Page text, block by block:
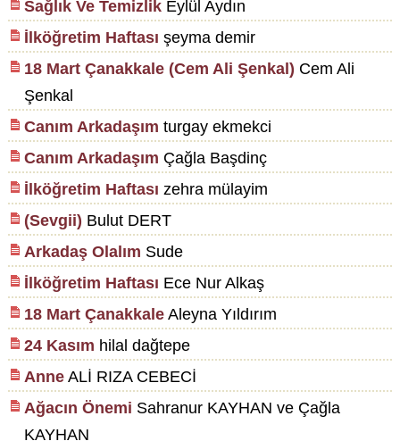
Sağlık Ve TemizlikEylül Aydın
İlköğretim Haftası şeyma demir
18 Mart Çanakkale (Cem Ali Şenkal) Cem Ali
Şenkal
Canım Arkadaşım turgay ekmekci
Canım Arkadaşım Çağla Başdinç
İlköğretim Haftası zehra mülayim
(Sevgii) Bulut DERT
Arkadaş Olalım Sude
İlköğretim Haftası Ece Nur Alkaş
18 Mart ÇanakkaleAleyna Yıldırım
24 Kasım hilal dağtepe
AnneALİ RIZA CEBECİ
Ağacın Önemi Sahranur KAYHAN ve Çağla
KAYHAN